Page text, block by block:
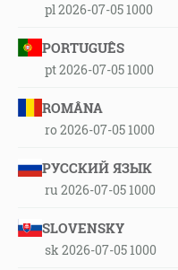
pl 2026-07-05 1000
PORTUGUÊS
pt 2026-07-05 1000
ROMÂNA
ro 2026-07-05 1000
РУССКИЙ ЯЗЫК
ru 2026-07-05 1000
SLOVENSKY
sk 2026-07-05 1000